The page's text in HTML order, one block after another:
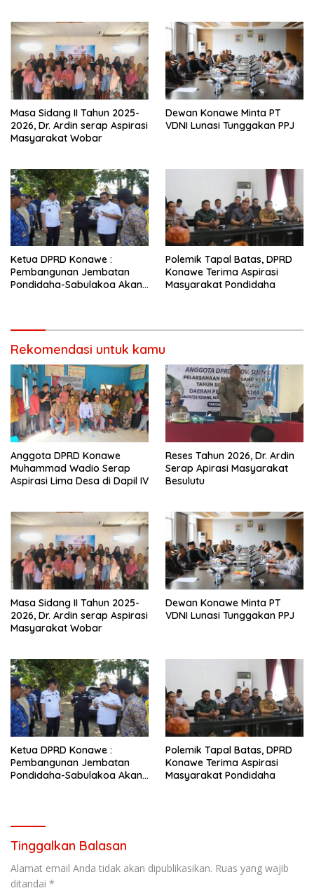
Masa Sidang II Tahun 2025-
2026, Dr. Ardin serap Aspirasi
Masyarakat Wobar
Dewan Konawe Minta PT
VDNI Lunasi Tunggakan PPJ
Ketua DPRD Konawe :
Pembangunan Jembatan
Pondidaha-Sabulakoa Akan
Polemik Tapal Batas, DPRD
Konawe Terima Aspirasi
Masyarakat Pondidaha
Rekomendasi untuk kamu
Anggota DPRD Konawe
Muhammad Wadio Serap
Aspirasi Lima Desa di Dapil IV
Reses Tahun 2026, Dr. Ardin
Serap Apirasi Masyarakat
Besulutu
Masa Sidang II Tahun 2025-
2026, Dr. Ardin serap Aspirasi
Masyarakat Wobar
Dewan Konawe Minta PT
VDNI Lunasi Tunggakan PPJ
Ketua DPRD Konawe :
Pembangunan Jembatan
Pondidaha-Sabulakoa Akan
Polemik Tapal Batas, DPRD
Konawe Terima Aspirasi
Masyarakat Pondidaha
Tinggalkan Balasan
Alamat email Anda tidak akan dipublikasikan. Ruas yang wajib
ditandai *